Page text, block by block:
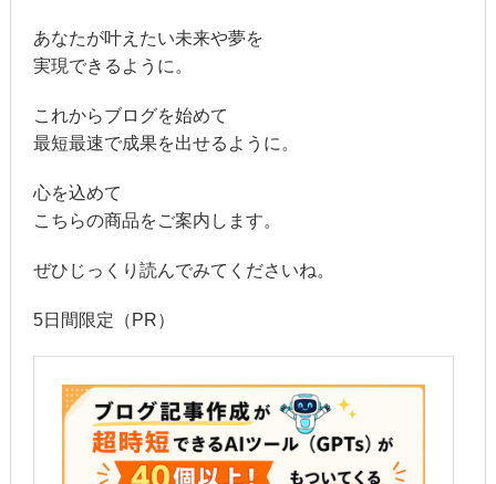
あなたが叶えたい未来や夢を
実現できるように。
これからブログを始めて
最短最速で成果を出せるように。
心を込めて
こちらの商品をご案内します。
ぜひじっくり読んでみてくださいね。
5日間限定（PR）